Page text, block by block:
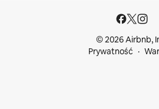
© 2026 Airbnb,
Prywatność